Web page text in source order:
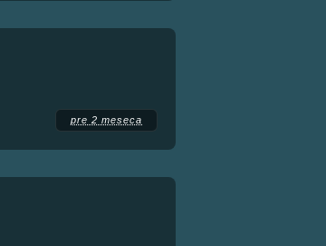
pre 2 meseca